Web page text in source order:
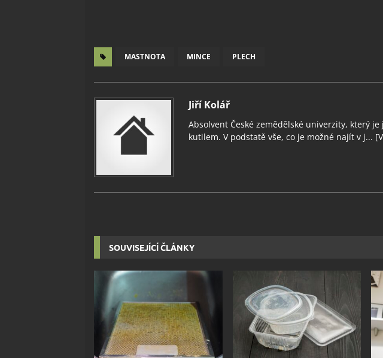
MASTNOTA MINCE PLECH
Jiří Kolář
Absolvent České zemědělské univerzity, který
kutilem. V podstatě vše, co je možné najít v j...
SOUVISEJÍCÍ ČLÁNKY